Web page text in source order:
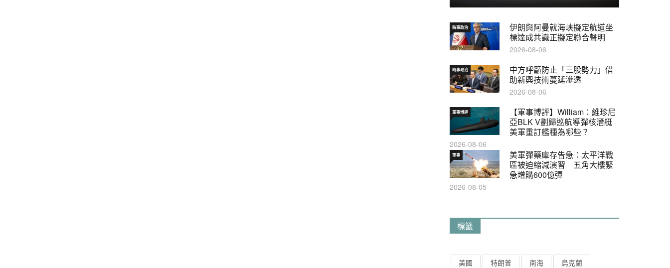
伊朗與阿曼就海峽擬定航道坐
標達成共識正擬定聯合聲明
時事政治
2026-08-06
中方呼籲防止「三股勢力」借
助新興技術蔓延滲透
時事政治
2026-08-06
【軍事博評】William：維珍尼
亞BLK V劃歸巡航導彈核潛艇
美軍重訂艦種為哪些？
軍事博評
2026-08-06
美軍彈藥庫存告急：太平洋戰
區被迫縮減演習 五角大樓緊
急增購600億彈
軍事
2026-08-05
標籤
美國 特朗普 南海
烏克蘭